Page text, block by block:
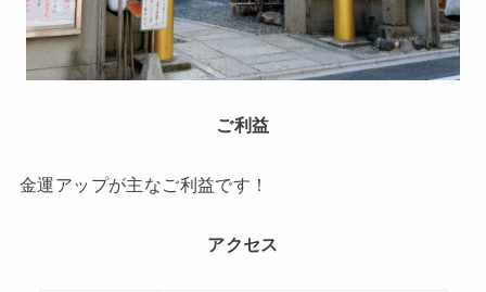
ご利益
金運アップが主なご利益です！
アクセス